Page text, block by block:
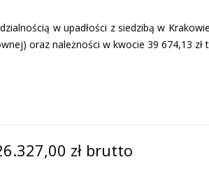
w upadłości z siedzibą w
oraz należności w kwocie 39 674,13
zł brutto